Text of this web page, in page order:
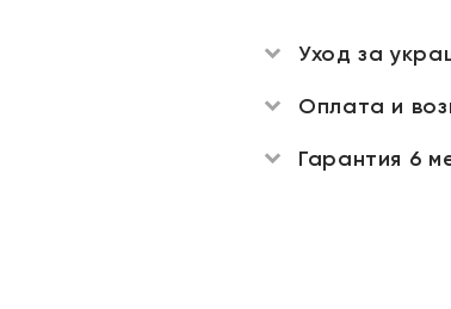
Уход за
Оплата и
Гарантия 6